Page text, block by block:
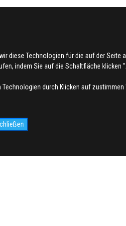
diese Technologien für die auf der Seite
indem Sie auf die Schaltfläche klicken ''
durch Klicken auf zustimmen